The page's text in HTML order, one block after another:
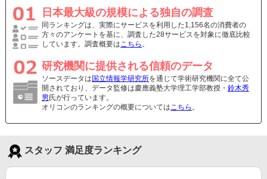
日本最大級の規模による独自の調査
同ランキングは、実際にサービスを利用した1,156名の消費者の
方々のアンケートを基に、調査した28サービスを対象に徹底比較
しています。調査概要はこちら 。
研究機関に提供される信頼のデータ
ソースデータは 国立情報学研究所を通じて学術研究機関に全て公
開されており、データ監修は慶應義塾大学理工学部教授・ 鈴木秀
男 氏が行っています。
オリコンのランキングの概要についてはこちら 。
スタッフ 満足度ランキング